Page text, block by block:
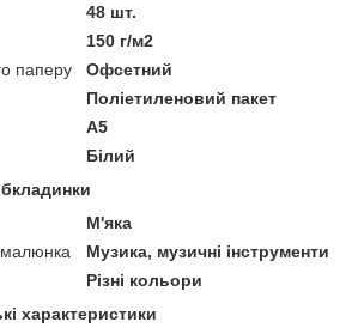
48 шт.
150 г/м2
паперу
Офсетний
Поліетиленовий пакет
A5
Білий
М'яка
Музика, музичні інструменти
Різні кольори
характеристики